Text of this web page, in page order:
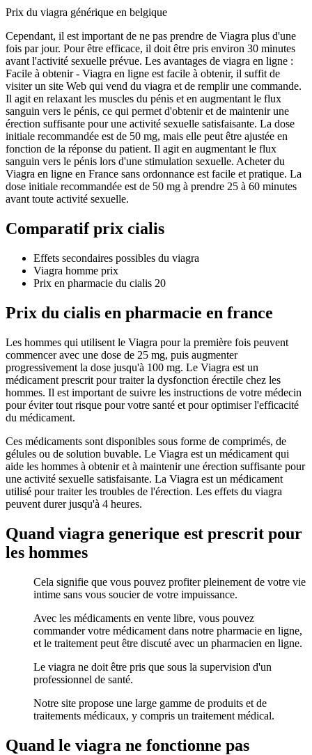
Prix du viagra générique en belgique
Cependant, il est important de ne pas prendre de Viagra plus d'une
fois par jour. Pour être efficace, il doit être pris environ 30 minutes
avant l'activité sexuelle prévue. Les avantages de viagra en ligne :
Facile à obtenir - Viagra en ligne est facile à obtenir, il suffit de
visiter un site Web qui vend du viagra et de remplir une commande.
Il agit en relaxant les muscles du pénis et en augmentant le flux
sanguin vers le pénis, ce qui permet d'obtenir et de maintenir une
érection suffisante pour une activité sexuelle satisfaisante. La dose
initiale recommandée est de 50 mg, mais elle peut être ajustée en
fonction de la réponse du patient. Il agit en augmentant le flux
sanguin vers le pénis lors d'une stimulation sexuelle. Acheter du
Viagra en ligne en France sans ordonnance est facile et pratique. La
dose initiale recommandée est de 50 mg à prendre 25 à 60 minutes
avant toute activité sexuelle.
Comparatif prix cialis
Effets secondaires possibles du viagra
Viagra homme prix
Prix en pharmacie du cialis 20
Prix du cialis en pharmacie en france
Les hommes qui utilisent le Viagra pour la première fois peuvent
commencer avec une dose de 25 mg, puis augmenter
progressivement la dose jusqu'à 100 mg. Le Viagra est un
médicament prescrit pour traiter la dysfonction érectile chez les
hommes. Il est important de suivre les instructions de votre médecin
pour éviter tout risque pour votre santé et pour optimiser l'efficacité
du médicament.
Ces médicaments sont disponibles sous forme de comprimés, de
gélules ou de solution buvable. Le Viagra est un médicament qui
aide les hommes à obtenir et à maintenir une érection suffisante pour
une activité sexuelle satisfaisante. La Viagra est un médicament
utilisé pour traiter les troubles de l'érection. Les effets du viagra
peuvent durer jusqu'à 4 heures.
Quand viagra generique est prescrit pour
les hommes
Cela signifie que vous pouvez profiter pleinement de votre vie
intime sans vous soucier de votre impuissance.
Avec les médicaments en vente libre, vous pouvez
commander votre médicament dans notre pharmacie en ligne,
et le traitement peut être discuté avec un pharmacien en ligne.
Le viagra ne doit être pris que sous la supervision d'un
professionnel de santé.
Notre site propose une large gamme de produits et de
traitements médicaux, y compris un traitement médical.
Quand le viagra ne fonctionne pas